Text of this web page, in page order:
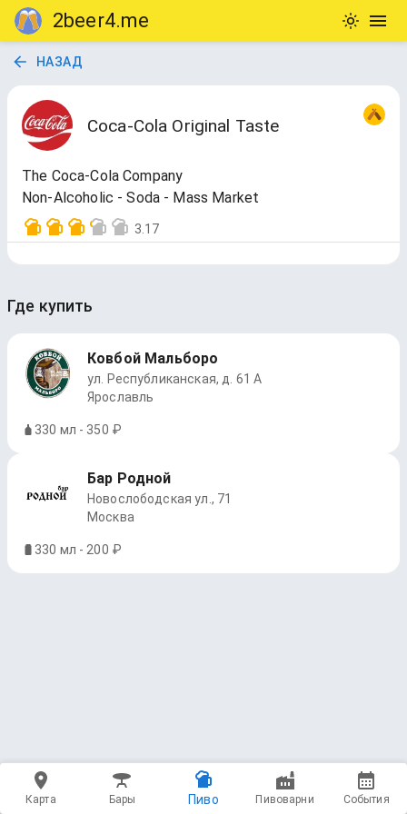
2beer4.me
НАЗАД
Coca-Cola Original Taste
The Coca-Cola Company
Non-Alcoholic - Soda - Mass Market
3.17
Где купить
Ковбой Мальборо
ул. Республиканская, д. 61 А
Ярославль
330 мл - 350 ₽
Бар Родной
Новослободская ул., 71
Москва
330 мл - 200 ₽
Карта Бары Пиво Пивоварни События